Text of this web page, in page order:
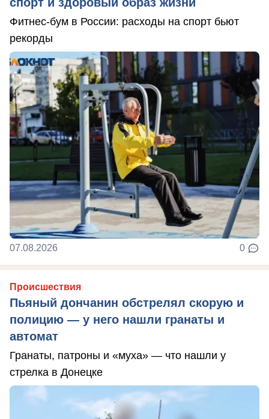
Фитнес-бум в России: расходы на спорт бьют
рекорды
07.08.2026 0
Происшествия
Пьяный дончанин обстрелял скорую и
полицию — у него нашли гранаты и
автомат
Гранаты, патроны и «муха» — что нашли у
стрелка в Донецке